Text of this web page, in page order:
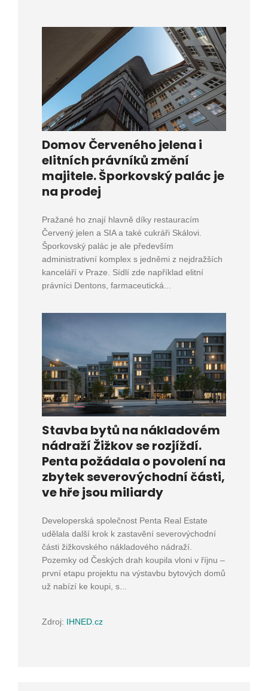
Domov Červeného jelena i
elitních právníků změní
majitele. Šporkovský palác je
na prodej
Pražané ho znají hlavně díky restauracím
Červený jelen a SIA a také cukráři Skálovi.
Šporkovský palác je ale především
administrativní komplex s jedněmi z nejdražších
kanceláří v Praze. Sídlí zde například elitní
právníci Dentons, farmaceutická...
Stavba bytů na nákladovém
nádraží Žižkov se rozjíždí.
Penta požádala o povolení na
zbytek severovýchodní části,
ve hře jsou miliardy
Developerská společnost Penta Real Estate
udělala další krok k zastavění severovýchodní
části žižkovského nákladového nádraží.
Pozemky od Českých drah koupila vloni v říjnu –
první etapu projektu na výstavbu bytových domů
už nabízí ke koupi, s...
Zdroj: IHNED.cz